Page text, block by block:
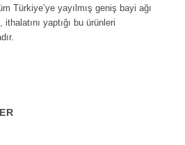
Türkiye’ye yayılmış geniş bayi ağı
yaptığı bu ürünleri